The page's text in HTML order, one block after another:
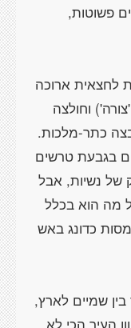
פשוטות,
לחצאית ארוכה
וחולצה
כתר-מלכות.
בגבעת טרשים
של נשיות, אבל
מה הוא בכלל
כדונג באש
בין שמיים לארץ,
העיר הכי לא